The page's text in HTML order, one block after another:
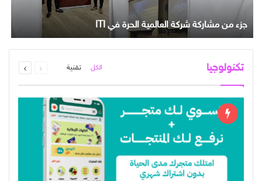
جزء من مشاركة شركة العالمية الحرة في ITI
تكنولوجيا الكل تقنية
الصفحة